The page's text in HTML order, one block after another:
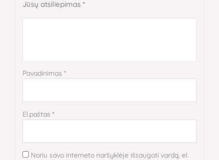
Jūsų atsiliepimas *
Pavadinimas *
El.paštas *
Noriu savo interneto naršyklėje išsaugoti vardą, el.